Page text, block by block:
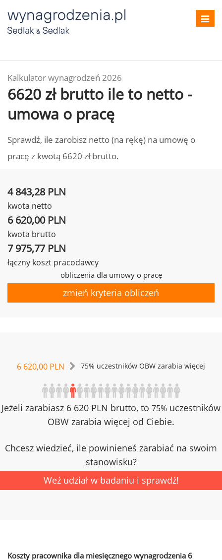
Kalkulator wynagrodzeń 2026
6620 zł brutto ile to netto -
umowa o pracę
Sprawdź, ile zarobisz netto (na rękę) na umowę o
pracę z kwotą 6620 zł brutto.
4 843,28 PLN
kwota netto
6 620,00 PLN
kwota brutto
7 975,77 PLN
łączny koszt pracodawcy
obliczenia dla umowy o pracę
zmień kryteria obliczeń
6 620,00 PLN 75% uczestników OBW zarabia więcej
Jeżeli zarabiasz 6 620 PLN brutto, to 75% uczestników
OBW zarabia więcej od Ciebie.
Chcesz wiedzieć, ile powinieneś zarabiać na swoim
stanowisku?
Weź udział w badaniu i sprawdź!
Koszty pracownika dla miesięcznego wynagrodzenia 6